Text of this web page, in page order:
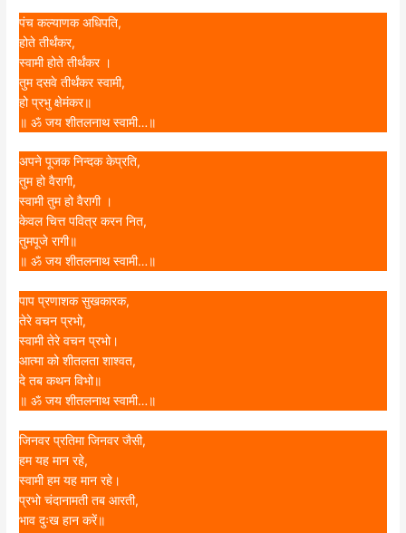
पंच कल्याणक अधिपति,
होते तीर्थंकर,
स्वामी होते तीर्थंकर ।
तुम दसवे तीर्थंकर स्वामी,
हो प्रभु क्षेमंकर॥
॥ ॐ जय शीतलनाथ स्वामी…॥
अपने पूजक निन्दक केप्रति,
तुम हो वैरागी,
स्वामी तुम हो वैरागी ।
केवल चित्त पवित्र करन नित,
तुमपूजे रागी॥
॥ ॐ जय शीतलनाथ स्वामी…॥
पाप प्रणाशक सुखकारक,
तेरे वचन प्रभो,
स्वामी तेरे वचन प्रभो।
आत्मा को शीतलता शाश्वत,
दे तब कथन विभो॥
॥ ॐ जय शीतलनाथ स्वामी…॥
जिनवर प्रतिमा जिनवर जैसी,
हम यह मान रहे,
स्वामी हम यह मान रहे।
प्रभो चंदानामती तब आरती,
भाव दुःख हान करें॥